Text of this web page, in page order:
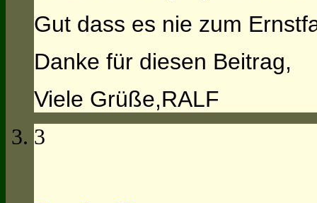
Gut dass es nie zum
Danke für diesen Beitrag,
Viele Grüße,RALF
3